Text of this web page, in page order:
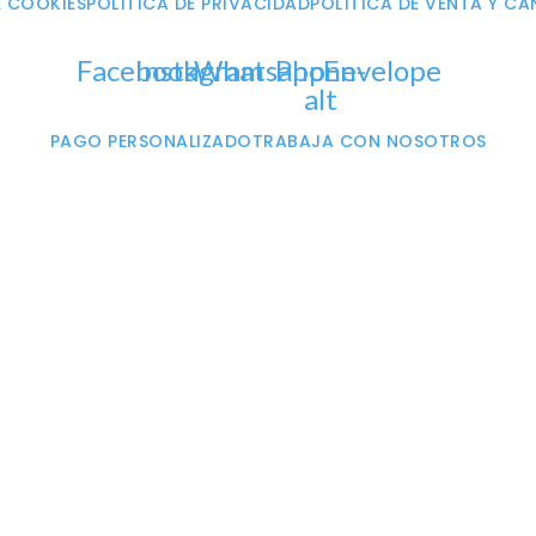
Facebook
Instagram
Whatsapp
Phone-
alt
Envelope
PAGO PERSONALIZADOTRABAJA CON NOSOTROS